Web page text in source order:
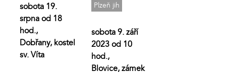
sobota 19.
srpna od 18
hod.,
Dobřany, kostel
sv. Víta
Plzeň jih
sobota 9. září
2023 od 10
hod.,
Blovice, zámek